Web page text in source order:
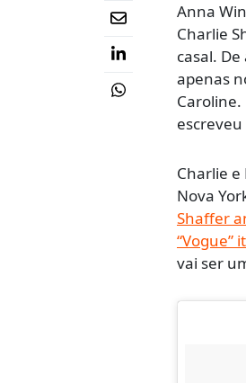
Anna
Charlie
casal.
apenas
Caroline.
Charlie e
Nova
Shaffer
“Vogue”
vai ser